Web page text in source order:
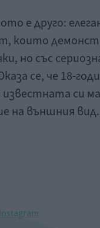
е друго:
които
но със
се, че 18-
известната си
на външния вид.